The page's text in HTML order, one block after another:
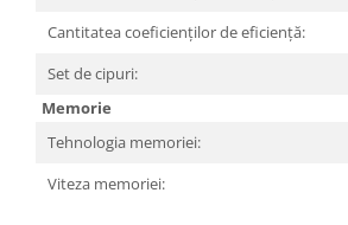
Cantitatea coeficienților de eficiență:
Set de cipuri:
Memorie
Tehnologia memoriei:
Viteza memoriei: